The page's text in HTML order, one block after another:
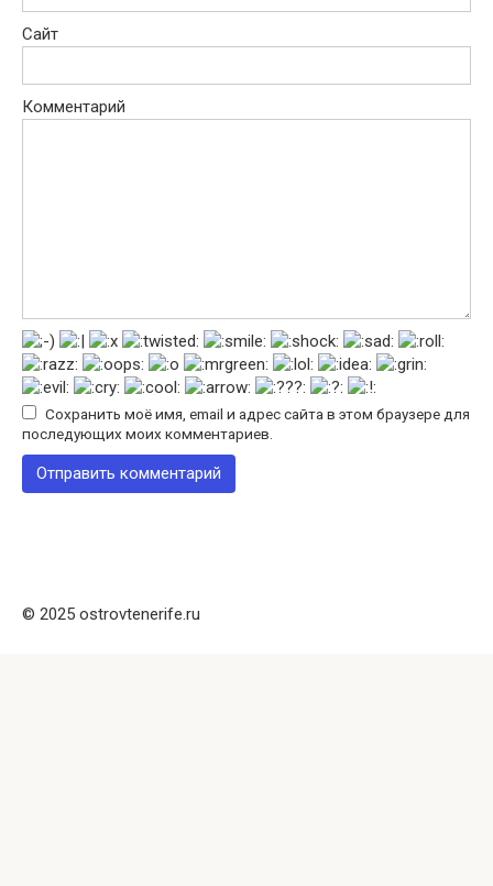
Сайт
Комментарий
Сохранить моё имя, email и адрес сайта в этом браузере для
последующих моих комментариев.
© 2025 ostrovtenerife.ru